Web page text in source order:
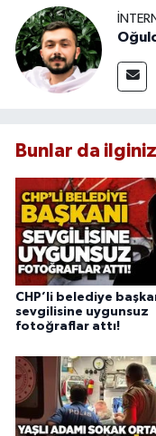
Bunlar da
CHP’li belediye
sevgilisine uygunsuz
fotoğraflar attı!